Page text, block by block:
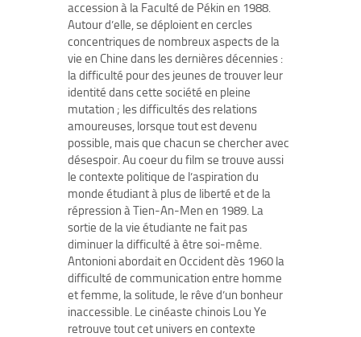
accession à la Faculté de Pékin en 1988.
Autour d’elle, se déploient en cercles
concentriques de nombreux aspects de la
vie en Chine dans les dernières décennies :
la difficulté pour des jeunes de trouver leur
identité dans cette société en pleine
mutation ; les difficultés des relations
amoureuses, lorsque tout est devenu
possible, mais que chacun se chercher avec
désespoir. Au coeur du film se trouve aussi
le contexte politique de l’aspiration du
monde étudiant à plus de liberté et de la
répression à Tien-An-Men en 1989. La
sortie de la vie étudiante ne fait pas
diminuer la difficulté à être soi-même.
Antonioni abordait en Occident dès 1960 la
difficulté de communication entre homme
et femme, la solitude, le rêve d’un bonheur
inaccessible. Le cinéaste chinois Lou Ye
retrouve tout cet univers en contexte